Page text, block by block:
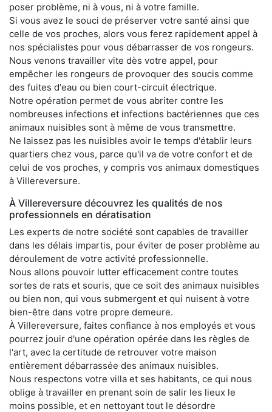
poser problème, ni à vous, ni à votre famille.
Si vous avez le souci de préserver votre santé ainsi que
celle de vos proches, alors vous ferez rapidement appel à
nos spécialistes pour vous débarrasser de vos rongeurs.
Nous venons travailler vite dès votre appel, pour
empêcher les rongeurs de provoquer des soucis comme
des fuites d'eau ou bien court-circuit électrique.
Notre opération permet de vous abriter contre les
nombreuses infections et infections bactériennes que ces
animaux nuisibles sont à même de vous transmettre.
Ne laissez pas les nuisibles avoir le temps d'établir leurs
quartiers chez vous, parce qu'il va de votre confort et de
celui de vos proches, y compris vos animaux domestiques
à Villereversure.
À Villereversure découvrez les qualités de nos
professionnels en dératisation
Les experts de notre société sont capables de travailler
dans les délais impartis, pour éviter de poser problème au
déroulement de votre activité professionnelle.
Nous allons pouvoir lutter efficacement contre toutes
sortes de rats et souris, que ce soit des animaux nuisibles
ou bien non, qui vous submergent et qui nuisent à votre
bien-être dans votre propre demeure.
À Villereversure, faites confiance à nos employés et vous
pourrez jouir d'une opération opérée dans les règles de
l'art, avec la certitude de retrouver votre maison
entièrement débarrassée des animaux nuisibles.
Nous respectons votre villa et ses habitants, ce qui nous
oblige à travailler en prenant soin de salir les lieux le
moins possible, et en nettoyant tout le désordre